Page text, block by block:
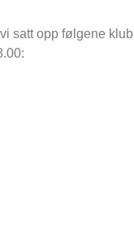
satt opp følgene